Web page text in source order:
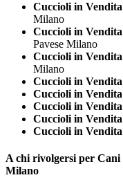
Cuccioli in
Milano
Cuccioli in
Pavese Milano
Cuccioli in
Milano
Cuccioli in
Cuccioli in
Cuccioli in
Cuccioli in
Cuccioli in
A chi rivolgersi per Cani
Milano